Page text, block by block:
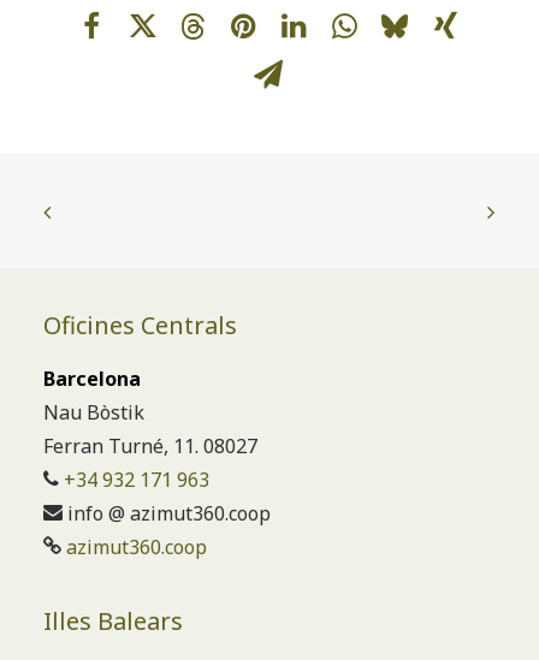
Oficines Centrals
Barcelona
Nau Bòstik
Ferran Turné, 11. 08027
+34 932 171 963
info @ azimut360.coop
azimut360.coop
Illes Balears